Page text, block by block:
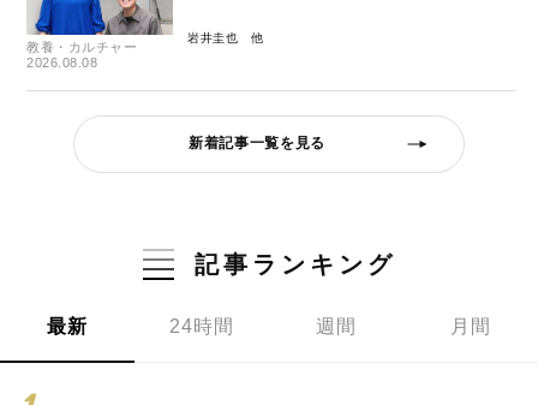
教養・カルチャー
2026.08.08
岩井圭也
新着記事一覧を見る
記事ランキング
最新 24時間 週間 月間